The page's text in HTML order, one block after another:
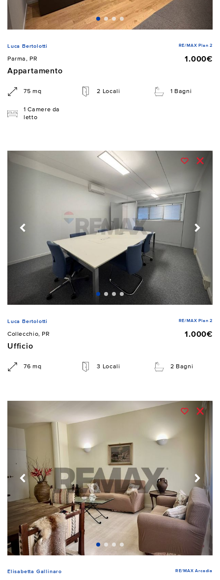
Luca Bertolotti RE/MAX Plan 2
Parma, PR
1.000€
Appartamento
75 mq 2 Locali 1 Bagni
1 Camere da
letto
Luca Bertolotti RE/MAX Plan 2
Collecchio, PR
1.000€
Ufficio
76 mq 3 Locali 2 Bagni
Elisabetta Gallinaro RE/MAX Arcadia